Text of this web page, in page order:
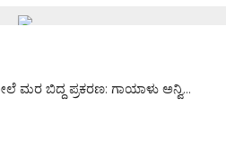
ಮರ ಬಿದ್ದ ಪ್ರಕರಣ: ಗಾಯಾಳು ಅನ್ವಿ...